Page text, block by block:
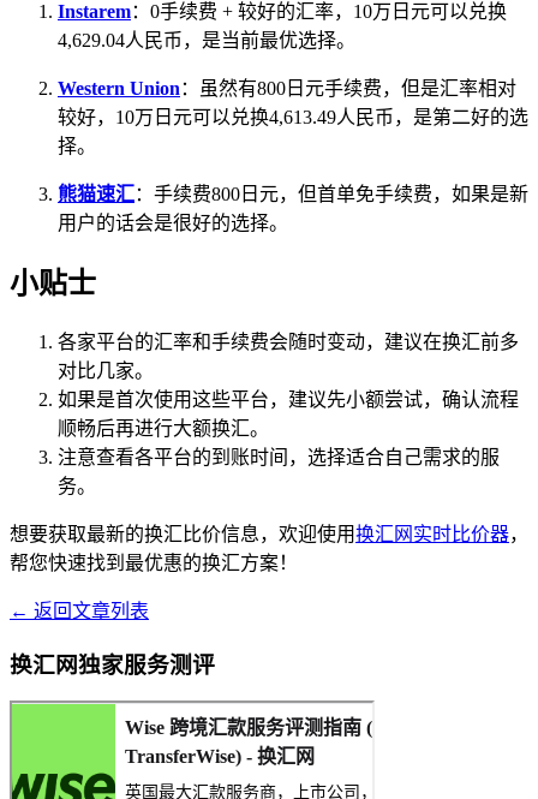
Instarem：0手续费 + 较好的汇率，10万日元可以兑换
4,629.04人民币，是当前最优选择。
Western Union ：虽然有800日元手续费，但是汇率相对
较好，10万日元可以兑换4,613.49人民币，是第二好的选
择。
熊猫速汇：手续费800日元，但首单免手续费，如果是新
用户的话会是很好的选择。
小贴士
各家平台的汇率和手续费会随时变动，建议在换汇前多
对比几家。
如果是首次使用这些平台，建议先小额尝试，确认流程
顺畅后再进行大额换汇。
注意查看各平台的到账时间，选择适合自己需求的服
务。
想要获取最新的换汇比价信息，欢迎使用换汇网实时比价器，
帮您快速找到最优惠的换汇方案！
← 返回文章列表
换汇网独家服务测评